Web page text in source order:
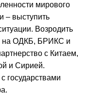
мирового
– выступить
Возродить
на ОДКБ, БРИКС и
с Китаем,
и Сирией.
государствами